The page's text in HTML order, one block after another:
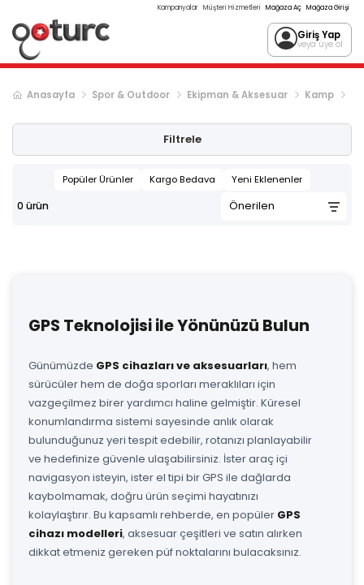
Kampanyalar Müşteri Hizmetleri Mağaza Aç Mağaza Girişi
Giriş Yap
veya üye ol
Anasayfa Spor & Outdoor Ekipman & Aksesuar Kamp
Filtrele
Popüler Ürünler Kargo Bedava Yeni Eklenenler
0 ürün
GPS Teknolojisi ile Yönünüzü Bulun
Günümüzde GPS cihazları ve aksesuarları, hem
sürücüler hem de doğa sporları meraklıları için
vazgeçilmez birer yardımcı haline gelmiştir. Küresel
konumlandırma sistemi sayesinde anlık olarak
bulunduğunuz yeri tespit edebilir, rotanızı planlayabilir
ve hedefinize güvenle ulaşabilirsiniz. İster araç içi
navigasyon isteyin, ister el tipi bir GPS ile dağlarda
kaybolmamak, doğru ürün seçimi hayatınızı
kolaylaştırır. Bu kapsamlı rehberde, en popüler GPS
cihazı modelleri, aksesuar çeşitleri ve satın alırken
dikkat etmeniz gereken püf noktalarını bulacaksınız.